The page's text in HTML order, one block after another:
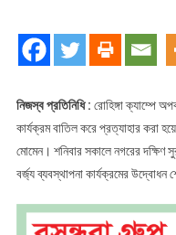
নিজস্ব প্রতিনিধি : রোহিঙ্গা ক্যাম্পে
কার্যক্রম বাতিল করে প্রত্যাহার করা
মোমেন। শনিবার সকালে নগরের দক্ষিণ
বর্জ্য ব্যবস্থাপনা কার্যক্রমের উদ্বোধন